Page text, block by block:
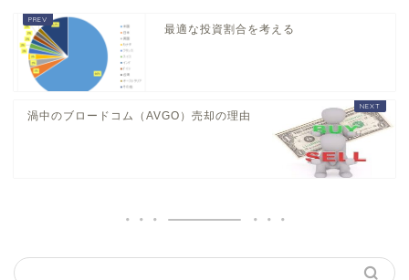
最適な投資割合を考える
渦中のブロードコム（AVGO）売却の理由